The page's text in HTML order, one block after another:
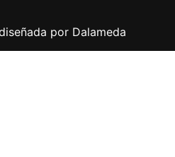
por Dalameda